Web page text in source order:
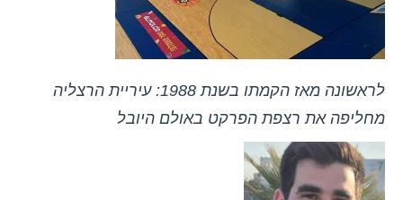
לראשונה מאז הקמתו בשנת 1988: עיריית הרצליה
מחליפה את רצפת הפרקט באולם היובל